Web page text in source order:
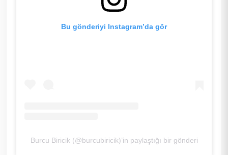
Bu gönderiyi Instagram’da gör
Burcu Biricik (@burcubiricik)’in paylaştığı bir gönderi